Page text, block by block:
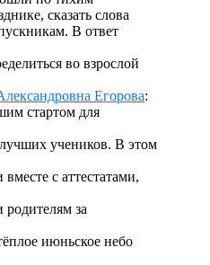
сказать слова
В ответ
во взрослой
Егорова:
стартом для
лучших учеников. В этом
с аттестатами,
за
июньское небо